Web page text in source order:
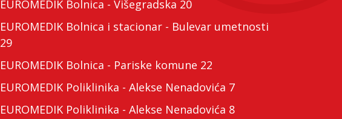
EUROMEDIK Bolnica - Višegradska 20
EUROMEDIK Bolnica i stacionar - Bulevar umetnosti
29
EUROMEDIK Bolnica - Pariske komune 22
EUROMEDIK Poliklinika - Alekse Nenadovića 7
EUROMEDIK Poliklinika - Alekse Nenadovića 8